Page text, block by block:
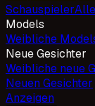
Schauspieler
Models
Weibliche
Neue Gesichter
Weibliche neue
Neuen Gesichter
Anzeigen